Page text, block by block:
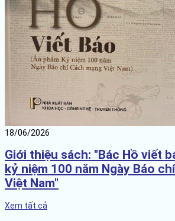
18/06/2026
Giới thiệu sách: "Bác Hồ viết
kỷ niệm 100 năm Ngày Báo
Việt Nam"
Xem tất cả